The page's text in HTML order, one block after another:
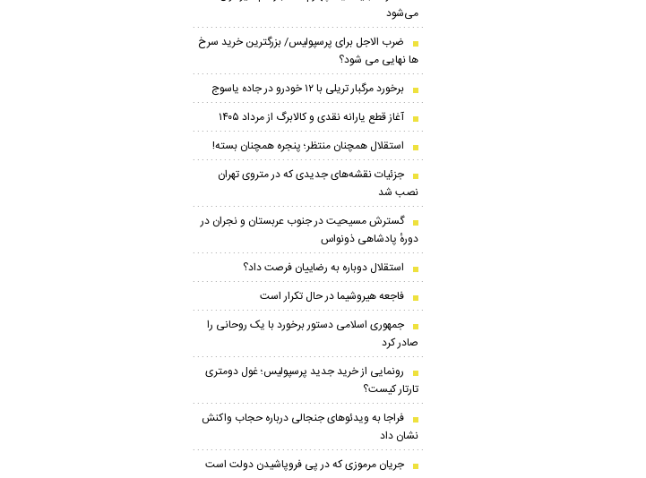
می‌شود
ضرب الاجل برای پرسپولیس/ بزرگترین خرید سرخ
ها نهایی می شود؟
برخورد مرگبار تریلی با ۱۲ خودرو در جاده یاسوج
آغاز قطع یارانه نقدی و کالابرگ از مرداد ۱۴۰۵
استقلال همچنان منتظر؛ پنجره همچنان بسته!
جزئیات نقشه‌های جدیدی که در متروی تهران
نصب شد
گسترش مسیحیت در جنوب عربستان و نجران در
دورهٔ پادشاهی ذونواس
استقلال دوباره به رضاییان فرصت داد؟
فاجعه هیروشیما در حال تکرار است
جمهوری اسلامی دستور برخورد با یک روحانی را
صادر کرد
رونمایی از خرید جدید پرسپولیس؛ غول دومتری
تارتار کیست؟
فراجا به ویدئوهای جنجالی درباره حجاب واکنش
نشان داد
جریان مرموزی که در پی فروپاشیدن دولت است